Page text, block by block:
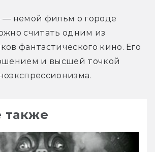
— немой фильм о городе
считать одним из
фантастического кино. Его
и высшей точкой
также